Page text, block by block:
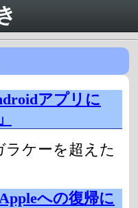
アプリに
ラケーを超えた
への復帰に